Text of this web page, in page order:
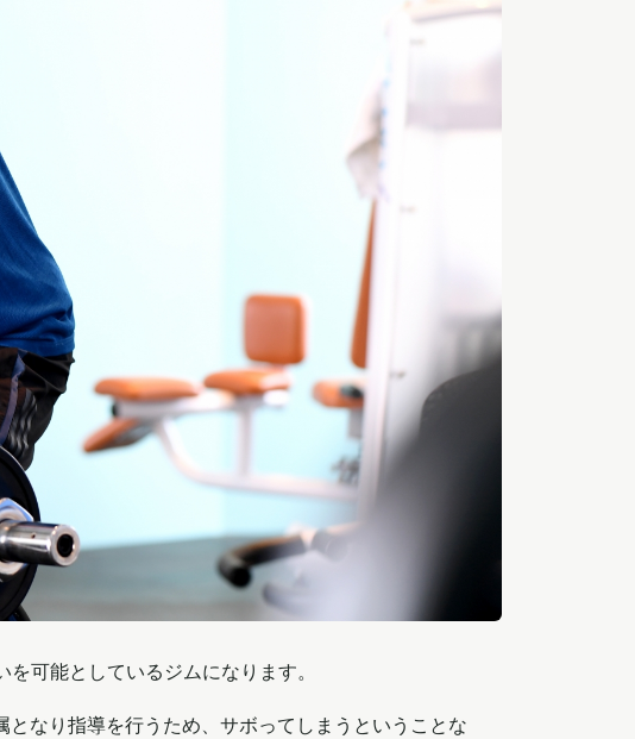
可能としているジムになります。
なり指導を行うため、サボってしまうということな